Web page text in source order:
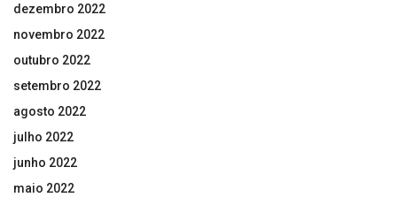
dezembro 2022
novembro 2022
outubro 2022
setembro 2022
agosto 2022
julho 2022
junho 2022
maio 2022